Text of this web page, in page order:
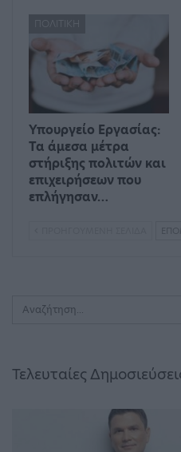
ΠΟΛΙΤΙΚΉ
Υπουργείο Εργασίας:
Τα άμεσα μέτρα
στήριξης πολιτών και
επιχειρήσεων που
επλήγησαν…
Τελευταίες